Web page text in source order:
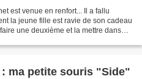
est venue en renfort... Il a fallu
la jeune fille est ravie de son cadeau
une deuxième et la mettre dans
ma petite souris "Side"